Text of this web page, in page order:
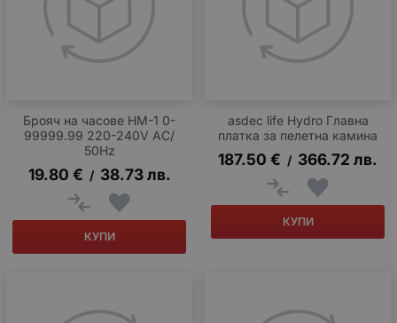
Брояч на часове HM-1 0-
99999.99 220-240V AC/
50Hz
19.80 € / 38.73 лв.
КУПИ
asdec life Hydro Главна
платка за пелетна камина
187.50 € / 366.72 лв.
КУПИ